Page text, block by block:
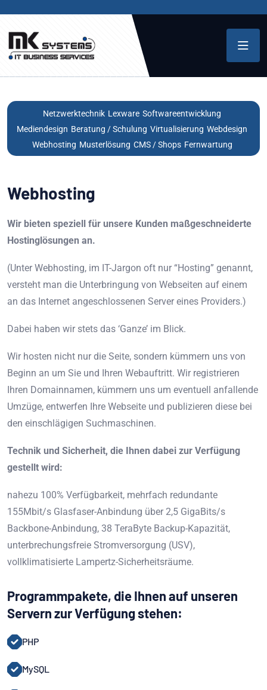
Netzwerktechnik Lexware Softwareentwicklung
Mediendesign Beratung / Schulung Virtualisierung Webdesign
Webhosting Musterlösung CMS / Shops Fernwartung
Webhosting
Wir bieten speziell für unsere Kunden maßgeschneiderte
Hostinglösungen an.
(Unter Webhosting, im IT-Jargon oft nur “Hosting” genannt,
versteht man die Unterbringung von Webseiten auf einem
an das Internet angeschlossenen Server eines Providers.)
Dabei haben wir stets das ‘Ganze’ im Blick.
Wir hosten nicht nur die Seite, sondern kümmern uns von
Beginn an um Sie und Ihren Webauftritt. Wir registrieren
Ihren Domainnamen, kümmern uns um eventuell anfallende
Umzüge, entwerfen Ihre Webseite und publizieren diese bei
den einschlägigen Suchmaschinen.
Technik und Sicherheit, die Ihnen dabei zur Verfügung
gestellt wird:
nahezu 100% Verfügbarkeit, mehrfach redundante
155Mbit/s Glasfaser-Anbindung über 2,5 GigaBits/s
Backbone-Anbindung, 38 TeraByte Backup-Kapazität,
unterbrechungsfreie Stromversorgung (USV),
vollklimatisierte Lampertz-Sicherheitsräume.
Programmpakete, die Ihnen auf unseren
Servern zur Verfügung stehen:
PHP
MySQL